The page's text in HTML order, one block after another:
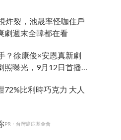
炸裂，池晟率怪咖住戶
劇週末全韓都在看
？徐康俊×安恩真新劇
照曝光，9月12日首播引
比利時巧克力 大人
PR・台灣癌症基金會